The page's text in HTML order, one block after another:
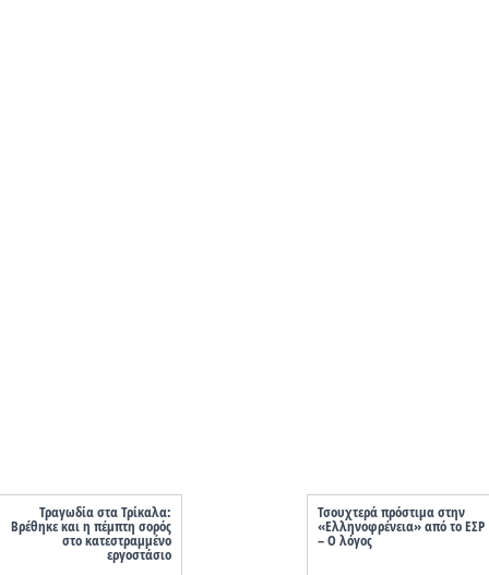
Τραγωδία στα Τρίκαλα:
Βρέθηκε και η πέμπτη σορός
στο κατεστραμμένο
εργοστάσιο
Τσουχτερά πρόστιμα στην
«Ελληνοφρένεια» από το ΕΣΡ
– Ο λόγος